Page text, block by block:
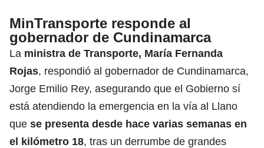
MinTransporte responde al
gobernador de Cundinamarca
La ministra de Transporte, María Fernanda
Rojas, respondió al gobernador de Cundinamarca,
Jorge Emilio Rey, asegurando que el Gobierno sí
está atendiendo la emergencia en la vía al Llano
que se presenta desde hace varias semanas en
el kilómetro 18, tras un derrumbe de grandes